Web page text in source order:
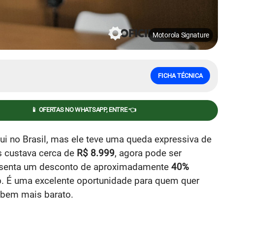
Motorola Signature
FICHA TÉCNICA
📱 OFERTAS NO WHATSAPP, ENTRE 👈
no Brasil, mas ele teve uma queda expressiva de
custava cerca de R$ 8.999, agora pode ser
um desconto de aproximadamente 40%
uma excelente oportunidade para quem quer
mais barato.